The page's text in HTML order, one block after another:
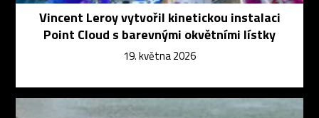
Vincent Leroy vytvořil kinetickou instalaci
Point Cloud s barevnými okvětními lístky
19. května 2026